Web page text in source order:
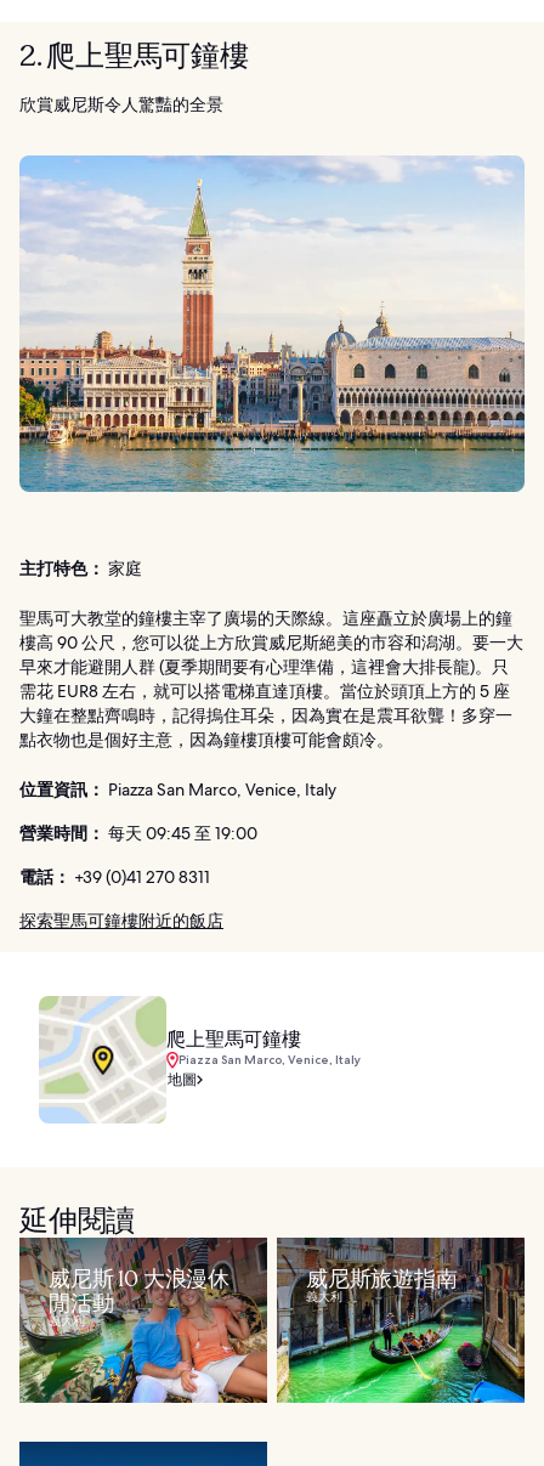
2. 爬上聖馬可鐘樓
欣賞威尼斯令人驚豔的全景
主打特色： 家庭
聖馬可大教堂的鐘樓主宰了廣場的天際線。這座矗立於廣場上的鐘
樓高 90 公尺，您可以從上方欣賞威尼斯絕美的市容和潟湖。要一大
早來才能避開人群 (夏季期間要有心理準備，這裡會大排長龍)。只
需花 EUR8 左右，就可以搭電梯直達頂樓。當位於頭頂上方的 5 座
大鐘在整點齊鳴時，記得摀住耳朵，因為實在是震耳欲聾！多穿一
點衣物也是個好主意，因為鐘樓頂樓可能會頗冷。
位置資訊： Piazza San Marco, Venice, Italy
營業時間： 每天 09:45 至 19:00
電話： +39 (0)41 270 8311
探索聖馬可鐘樓附近的飯店
爬上聖馬可鐘樓
Piazza San Marco, Venice, Italy
地圖
延伸閱讀
威尼斯 10 大浪漫休
閒活動
義大利
威尼斯旅遊指南
義大利